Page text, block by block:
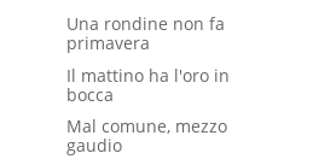
Una rondine non fa
primavera
Il mattino ha l'oro in
bocca
Mal comune, mezzo
gaudio